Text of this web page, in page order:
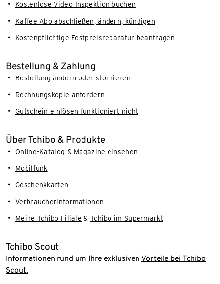
Kostenlose Video-Inspektion buchen
Kaffee-Abo abschließen, ändern, kündigen
Kostenpflichtige Festpreisreparatur beantragen
Bestellung & Zahlung
Bestellung ändern oder stornieren
Rechnungskopie anfordern
Gutschein einlösen funktioniert nicht
Über Tchibo & Produkte
Online-Katalog & Magazine einsehen
Mobilfunk
Geschenkkarten
Verbraucherinformationen
Meine Tchibo Filiale & Tchibo im Supermarkt
Tchibo Scout
Informationen rund um Ihre exklusiven Vorteile bei Tchibo
Scout.